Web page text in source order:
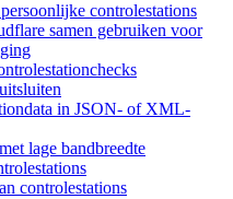
controlestations
samen gebruiken voor
in JSON- of XML-
lage bandbreedte
controlestations